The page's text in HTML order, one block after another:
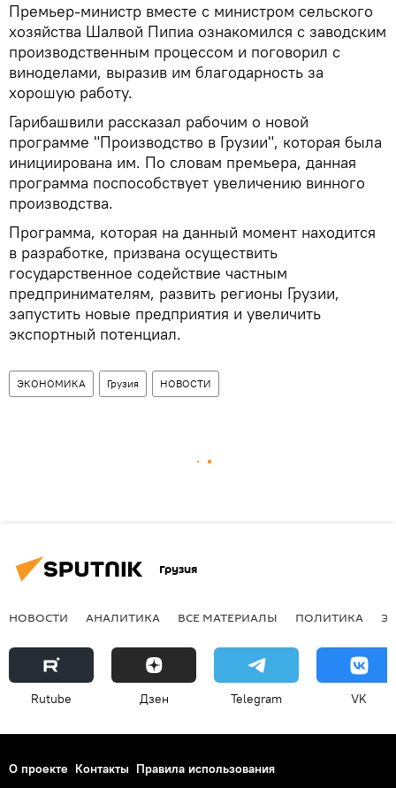
Премьер-министр вместе с министром сельского
хозяйства Шалвой Пипиа ознакомился с заводским
производственным процессом и поговорил с
виноделами, выразив им благодарность за
хорошую работу.
Гарибашвили рассказал рабочим о новой
программе "Производство в Грузии", которая была
инициирована им. По словам премьера, данная
программа поспособствует увеличению винного
производства.
Программа, которая на данный момент находится
в разработке, призвана осуществить
государственное содействие частным
предпринимателям, развить регионы Грузии,
запустить новые предприятия и увеличить
экспортный потенциал.
ЭКОНОМИКА Грузия НОВОСТИ
Грузия
НОВОСТИ АНАЛИТИКА ВСЕ МАТЕРИАЛЫ ПОЛИТИКА
Rutube Дзен Telegram VK
О проекте Контакты Правила использования